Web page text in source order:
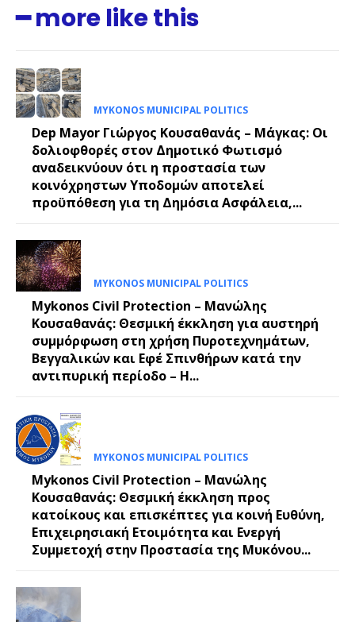
━ more like this
MYKONOS MUNICIPAL POLITICS
Dep Mayor Γιώργος Κουσαθανάς – Μάγκας: Οι
δολιοφθορές στον Δημοτικό Φωτισμό
αναδεικνύουν ότι η προστασία των
κοινόχρηστων Υποδομών αποτελεί
προϋπόθεση για τη Δημόσια Ασφάλεια,...
MYKONOS MUNICIPAL POLITICS
Mykonos Civil Protection – Μανώλης
Κουσαθανάς: Θεσμική έκκληση για αυστηρή
συμμόρφωση στη χρήση Πυροτεχνημάτων,
Βεγγαλικών και Εφέ Σπινθήρων κατά την
αντιπυρική περίοδο – Η...
MYKONOS MUNICIPAL POLITICS
Mykonos Civil Protection – Μανώλης
Κουσαθανάς: Θεσμική έκκληση προς
κατοίκους και επισκέπτες για κοινή Ευθύνη,
Επιχειρησιακή Ετοιμότητα και Ενεργή
Συμμετοχή στην Προστασία της Μυκόνου...